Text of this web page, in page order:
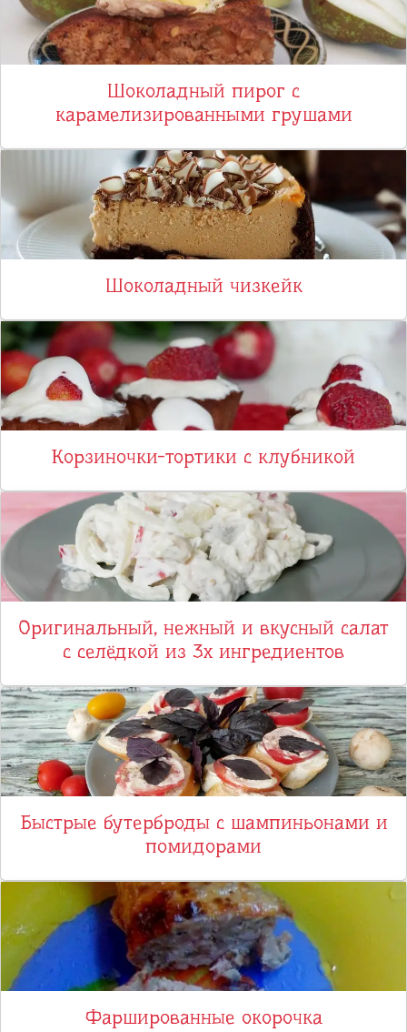
Шоколадный пирог с
карамелизированными грушами
Шоколадный чизкейк
Корзиночки-тортики с клубникой
Оригинальный, нежный и вкусный салат
с селёдкой из 3х ингредиентов
Быстрые бутерброды с шампиньонами и
помидорами
Фаршированные окорочка